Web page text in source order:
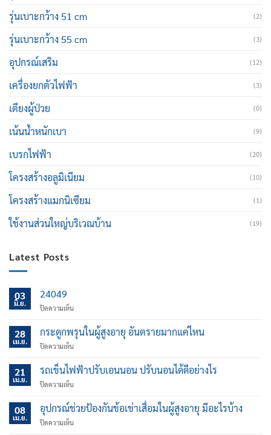
รุ่นเบาะกว้าง 51 cm (2)
รุ่นเบาะกว้าง 55 cm (3)
อุปกรณ์เสริม (12)
เครื่องยกตัวไฟฟ้า (3)
เตียงผู้ป่วย (0)
เน้นน้ำหนักเบา (9)
เบรกไฟฟ้า (20)
โครงสร้างอลูมิเนียม (10)
โครงสร้างแมกนิเซียม (1)
ใช้งานส่วนใหญ่บริเวณบ้าน (19)
Latest Posts
03
มิ.ย.
24049
ปิดความเห็นบน
28
เม.ย.
กระดูกพรุนในผู้สูงอายุ อันตรายมากแค่ไหน
ปิดความเห็นบน
พรุน
ใน
ผู้
อายุ
มาก
21
เม.ย.
รถเข็นไฟฟ้าปรับเอนนอน ปรับนอนได้ดีอย่างไร
ปิดความเห็นบน
เข็น
ไฟฟ้า
ปรับ
08
เม.ย.
อุปกรณ์ช่วยป้องกันข้อเข่าเสื่อมในผู้สูงอายุ มีอะไรบ้าง
ปิดความเห็นบน